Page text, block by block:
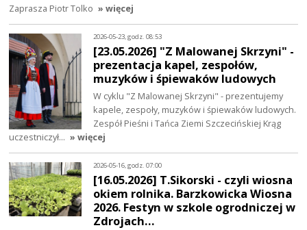
Zaprasza Piotr Tolko » więcej
2026-05-23, godz. 08:53
[23.05.2026] "Z Malowanej Skrzyni" -
prezentacja kapel, zespołów,
muzyków i śpiewaków ludowych
W cyklu "Z Malowanej Skrzyni" - prezentujemy
kapele, zespoły, muzyków i śpiewaków ludowych.
Zespół Pieśni i Tańca Ziemi Szczecińskiej Krąg
uczestniczył… » więcej
2026-05-16, godz. 07:00
[16.05.2026] T.Sikorski - czyli wiosna
okiem rolnika. Barzkowicka Wiosna
2026. Festyn w szkole ogrodniczej w
Zdrojach…